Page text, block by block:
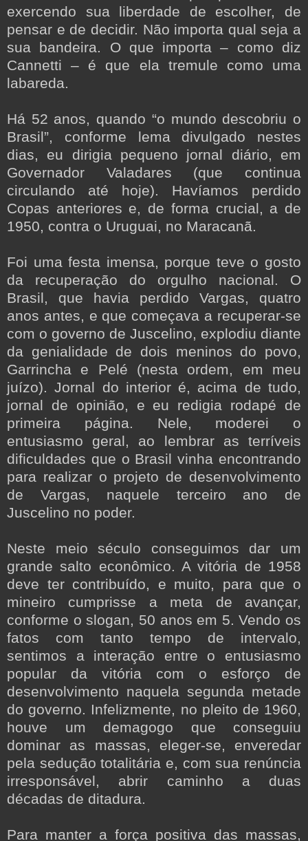
exercendo sua liberdade de escolher, de
pensar e de decidir. Não importa qual seja a
sua bandeira. O que importa – como diz
Cannetti – é que ela tremule como uma
labareda.
Há 52 anos, quando “o mundo descobriu o
Brasil”, conforme lema divulgado nestes
dias, eu dirigia pequeno jornal diário, em
Governador Valadares (que continua
circulando até hoje). Havíamos perdido
Copas anteriores e, de forma crucial, a de
1950, contra o Uruguai, no Maracanã.
Foi uma festa imensa, porque teve o gosto
da recuperação do orgulho nacional. O
Brasil, que havia perdido Vargas, quatro
anos antes, e que começava a recuperar-se
com o governo de Juscelino, explodiu diante
da genialidade de dois meninos do povo,
Garrincha e Pelé (nesta ordem, em meu
juízo). Jornal do interior é, acima de tudo,
jornal de opinião, e eu redigia rodapé de
primeira página. Nele, moderei o
entusiasmo geral, ao lembrar as terríveis
dificuldades que o Brasil vinha encontrando
para realizar o projeto de desenvolvimento
de Vargas, naquele terceiro ano de
Juscelino no poder.
Neste meio século conseguimos dar um
grande salto econômico. A vitória de 1958
deve ter contribuído, e muito, para que o
mineiro cumprisse a meta de avançar,
conforme o slogan, 50 anos em 5. Vendo os
fatos com tanto tempo de intervalo,
sentimos a interação entre o entusiasmo
popular da vitória com o esforço de
desenvolvimento naquela segunda metade
do governo. Infelizmente, no pleito de 1960,
houve um demagogo que conseguiu
dominar as massas, eleger-se, enveredar
pela sedução totalitária e, com sua renúncia
irresponsável, abrir caminho a duas
décadas de ditadura.
Para manter a força positiva das massas,